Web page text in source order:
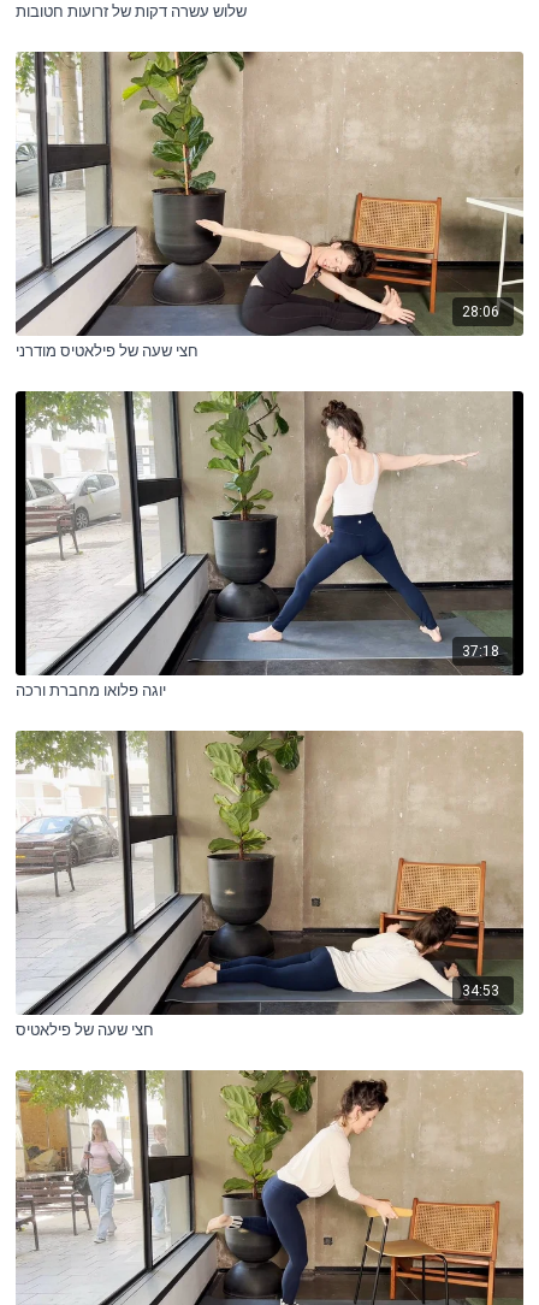
שלוש עשרה דקות של זרועות חטובות
28:06
חצי שעה של פילאטיס מודרני
37:18
יוגה פלואו מחברת ורכה
34:53
חצי שעה של פילאטיס